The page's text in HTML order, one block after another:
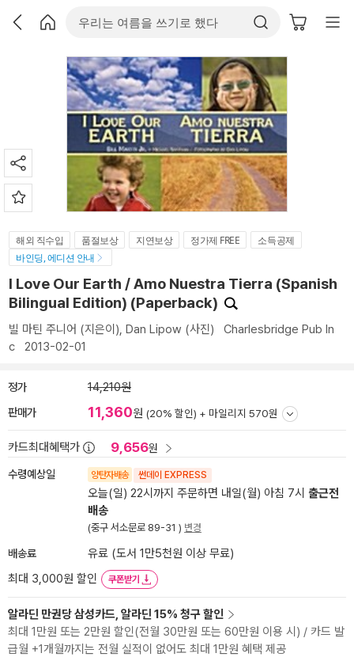
해외 직수입 품절보상 지연보상 정가제 FREE
소득공제
바인딩, 에디션 안내
I Love Our Earth / Amo Nuestra Tierra (Spanish
Bilingual Edition) (Paperback)
빌 마틴 주니어 (지은이), Dan Lipow (사진) Charlesbridge Pub In
c 2013-02-01
정가 14,210원
판매가 11,360원 (20% 할인) + 마일리지 570원
카드최대혜택가 9,656원
수령예상일 양탄자배송 썬데이 EXPRESS
오늘(일) 22시까지 주문하면 내일(월) 아침 7시 출근전
배송
(중구 서소문로 89-31 ) 변경
배송료
유료 (도서 1만5천원 이상 무료)
최대 3,000원 할인
쿠폰받기
알라딘 만권당 삼성카드, 알라딘 15% 청구 할인
최대 1만원 또는 2만원 할인(전월 30만원 또는 60만원 이용 시) / 카드 발
급월 +1개월까지는 전월 실적이 없어도 최대 1만원 혜택 제공